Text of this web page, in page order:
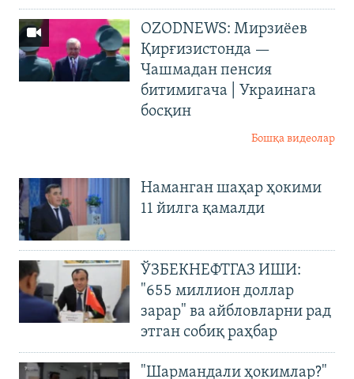
OZODNEWS: Мирзиёев
Қирғизистонда —
Чашмадан пенсия
битимигача | Украинага
босқин
Бошқа видеолар
Наманган шаҳар ҳокими
11 йилга қамалди
ЎЗБЕКНЕФТГАЗ ИШИ:
"655 миллион доллар
зарар" ва айбловларни рад
этган собиқ раҳбар
"Шармандали ҳокимлар?"